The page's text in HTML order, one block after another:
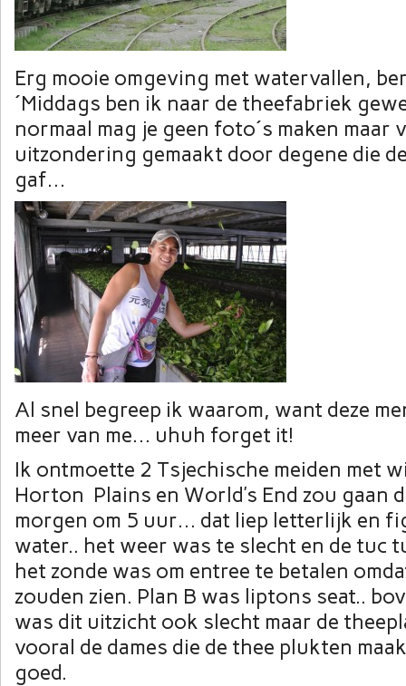
Erg mooie omgeving met watervallen,
´Middags ben ik naar de theefabriek
normaal mag je geen foto´s maken maar
uitzondering gemaakt door degene die
gaf…
Al snel begreep ik waarom, want deze
meer van me… uhuh forget it!
Ik ontmoette 2 Tsjechische meiden met
Horton Plains en World’s End zou gaan
morgen om 5 uur… dat liep letterlijk en
water.. het weer was te slecht en de tuc
het zonde was om entree te betalen
zouden zien. Plan B was liptons seat..
was dit uitzicht ook slecht maar de
vooral de dames die de thee plukten
goed.